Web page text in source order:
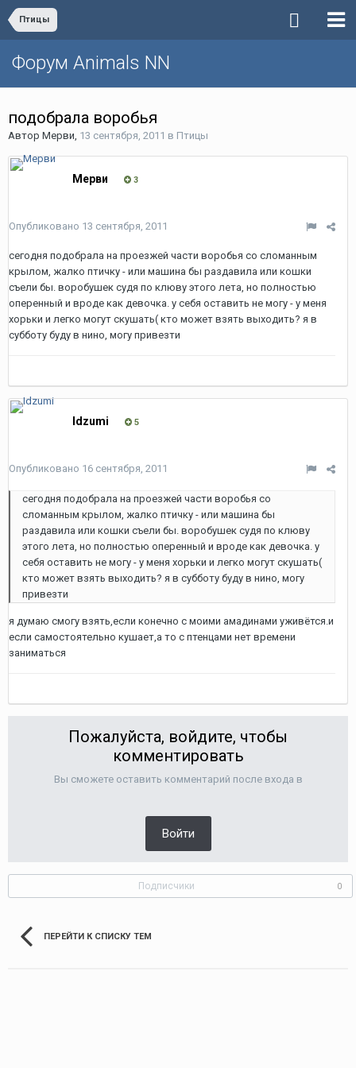
Птицы
Форум Animals NN
подобрала воробья
Автор Мерви, 13 сентября, 2011 в Птицы
Мерви 3
Опубликовано 13 сентября, 2011
сегодня подобрала на проезжей части воробья со сломанным
крылом, жалко птичку - или машина бы раздавила или кошки
съели бы. воробушек судя по клюву этого лета, но полностью
оперенный и вроде как девочка. у себя оставить не могу - у меня
хорьки и легко могут скушать( кто может взять выходить? я в
субботу буду в нино, могу привезти
Idzumi 5
Опубликовано 16 сентября, 2011
сегодня подобрала на проезжей части воробья со
сломанным крылом, жалко птичку - или машина бы
раздавила или кошки съели бы. воробушек судя по клюву
этого лета, но полностью оперенный и вроде как девочка. у
себя оставить не могу - у меня хорьки и легко могут скушать(
кто может взять выходить? я в субботу буду в нино, могу
привезти
я думаю смогу взять,если конечно с моими амадинами уживётся.и
если самостоятельно кушает,а то с птенцами нет времени
заниматься
Пожалуйста, войдите, чтобы
комментировать
Вы сможете оставить комментарий после входа в
Войти
Подписчики 0
ПЕРЕЙТИ К СПИСКУ ТЕМ